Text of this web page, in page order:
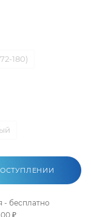
180)
- бесплатно
₽